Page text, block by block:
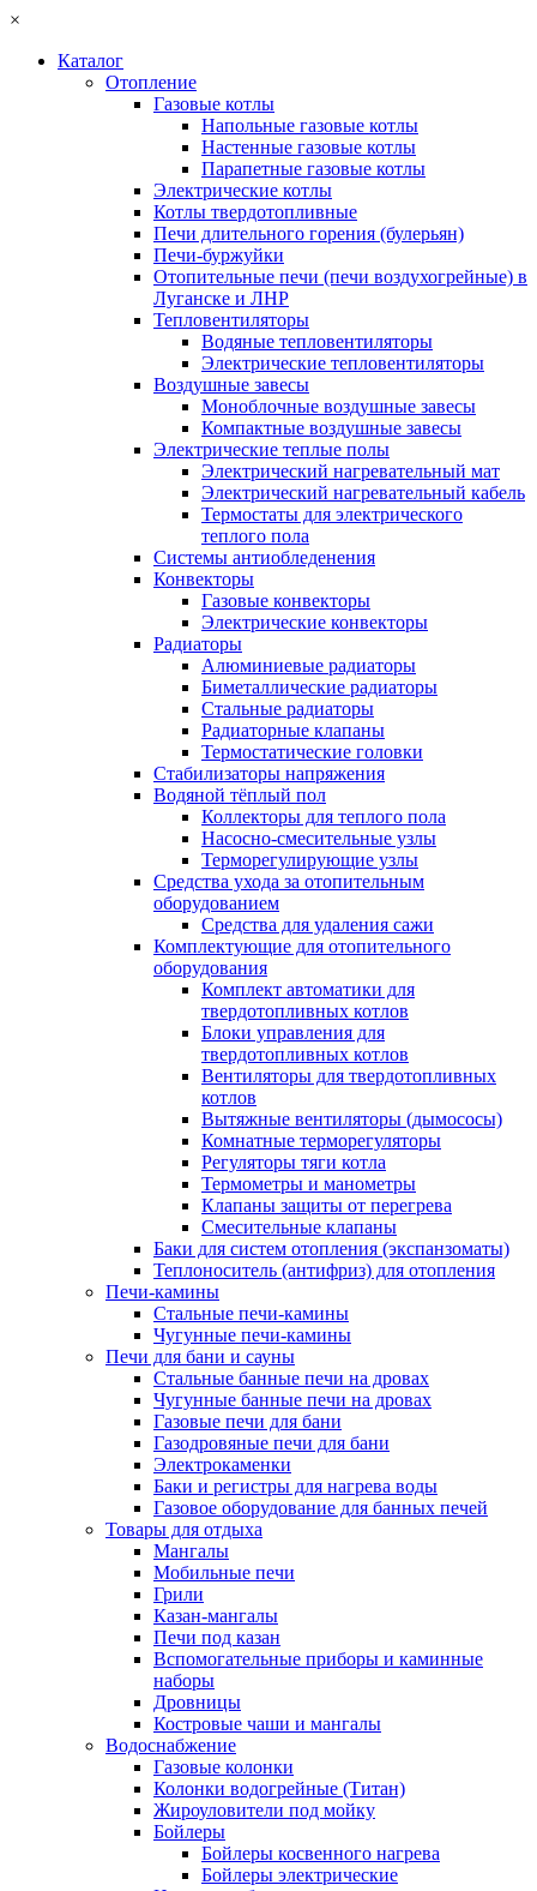
×
Каталог
Отопление
Газовые котлы
Напольные газовые котлы
Настенные газовые котлы
Парапетные газовые котлы
Электрические котлы
Котлы твердотопливные
Печи длительного горения (булерьян)
Печи-буржуйки
Отопительные печи (печи воздухогрейные) в
Луганске и ЛНР
Тепловентиляторы
Водяные тепловентиляторы
Электрические тепловентиляторы
Воздушные завесы
Моноблочные воздушные завесы
Компактные воздушные завесы
Электрические теплые полы
Электрический нагревательный мат
Электрический нагревательный кабель
Термостаты для электрического
теплого пола
Системы антиобледенения
Конвекторы
Газовые конвекторы
Электрические конвекторы
Радиаторы
Алюминиевые радиаторы
Биметаллические радиаторы
Стальные радиаторы
Радиаторные клапаны
Термостатические головки
Стабилизаторы напряжения
Водяной тёплый пол
Коллекторы для теплого пола
Насосно-смесительные узлы
Терморегулирующие узлы
Средства ухода за отопительным
оборудованием
Средства для удаления сажи
Комплектующие для отопительного
оборудования
Комплект автоматики для
твердотопливных котлов
Блоки управления для
твердотопливных котлов
Вентиляторы для твердотопливных
котлов
Вытяжные вентиляторы (дымососы)
Комнатные терморегуляторы
Регуляторы тяги котла
Термометры и манометры
Клапаны защиты от перегрева
Смесительные клапаны
Баки для систем отопления (экспанзоматы)
Теплоноситель (антифриз) для отопления
Печи-камины
Стальные печи-камины
Чугунные печи-камины
Печи для бани и сауны
Стальные банные печи на дровах
Чугунные банные печи на дровах
Газовые печи для бани
Газодровяные печи для бани
Электрокаменки
Баки и регистры для нагрева воды
Газовое оборудование для банных печей
Товары для отдыха
Мангалы
Мобильные печи
Грили
Казан-мангалы
Печи под казан
Вспомогательные приборы и каминные
наборы
Дровницы
Костровые чаши и мангалы
Водоснабжение
Газовые колонки
Колонки водогрейные (Титан)
Жироуловители под мойку
Бойлеры
Бойлеры косвенного нагрева
Бойлеры электрические